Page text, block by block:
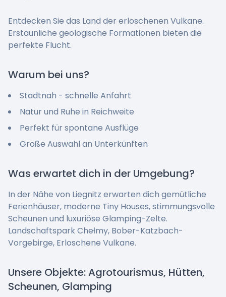
Entdecken Sie das Land der erloschenen Vulkane.
Erstaunliche geologische Formationen bieten die
perfekte Flucht.
Warum bei uns?
Stadtnah - schnelle Anfahrt
Natur und Ruhe in Reichweite
Perfekt für spontane Ausflüge
Große Auswahl an Unterkünften
Was erwartet dich in der Umgebung?
In der Nähe von Liegnitz erwarten dich gemütliche
Ferienhäuser, moderne Tiny Houses, stimmungsvolle
Scheunen und luxuriöse Glamping-Zelte.
Landschaftspark Chełmy, Bober-Katzbach-
Vorgebirge, Erloschene Vulkane.
Unsere Objekte: Agrotourismus, Hütten,
Scheunen, Glamping